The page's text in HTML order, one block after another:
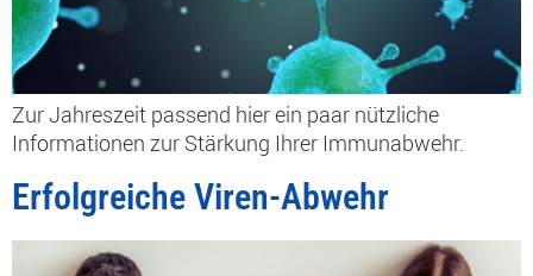
Zur Jahreszeit passend hier ein paar nützliche
Informationen zur Stärkung Ihrer Immunabwehr.
Erfolgreiche Viren-Abwehr